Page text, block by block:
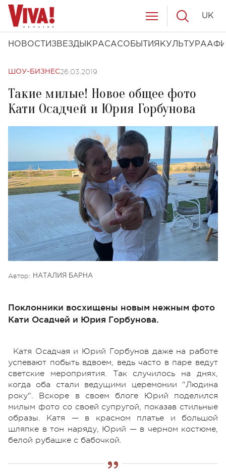
НОВОСТИ ЗВЕЗДЫ КРАСАСОБЫТИЯ КУЛЬТУРА
UK
ШОУ-БИЗНЕС26.03.2019
Такие милые! Новое общее фото
Кати Осадчей и Юрия Горбунова
Автор: НАТАЛИЯ БАРНА
Поклонники восхищены новым нежным фото
Кати Осадчей и Юрия Горбунова.
Катя Осадчая и Юрий Горбунов даже на работе
успевают побыть вдвоем, ведь часто в паре ведут
светские мероприятия. Так случилось на днях,
когда оба стали ведущими церемонии "Людина
року". Вскоре в своем блоге Юрий поделился
милым фото со своей супругой, показав стильные
образы. Катя — в красном платье и большой
шляпке в тон наряду, Юрий — в черном костюме,
белой рубашке с бабочкой.